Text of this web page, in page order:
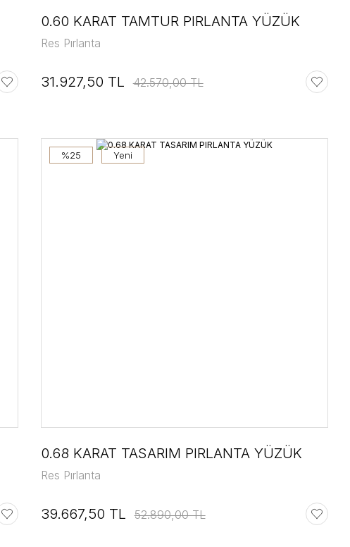
0.60 KARAT TAMTUR PIRLANTA YÜZÜK
Res Pırlanta
31.927,50 TL 42.570,00 TL
%25 Yeni
0.68 KARAT TASARIM PIRLANTA YÜZÜK
Res Pırlanta
39.667,50 TL 52.890,00 TL